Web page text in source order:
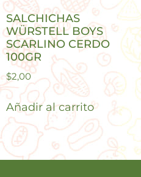
SALCHICHAS
WÜRSTELL BOYS
SCARLINO CERDO
100GR
$2,00
Añadir al carrito